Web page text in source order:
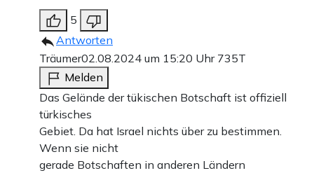
5
Antworten
Träumer02.08.2024 um 15:20 Uhr 735T
Melden
Das Gelände der tükischen Botschaft ist offiziell
türkisches
Gebiet. Da hat Israel nichts über zu bestimmen.
Wenn sie nicht
gerade Botschaften in anderen Ländern